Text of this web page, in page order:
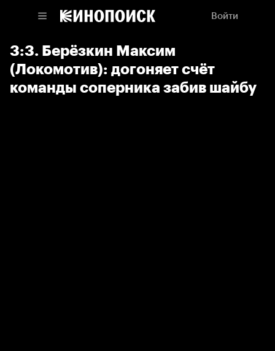
Войти
3:3. Берёзкин Максим
(Локомотив): догоняет счёт
команды соперника забив шайбу